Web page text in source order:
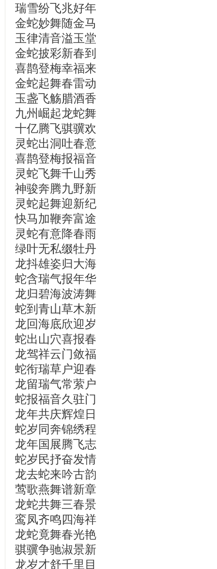
瑞雪纷飞兆好年
金蛇妙舞随金马
玉律清音溢玉堂
金蛇披彩新春到
喜鹊登梅幸福来
金蛇起舞春雷动
玉盏飞觞腊酒香
九州崛起龙蛇舞
十亿腾飞骐骥欢
灵蛇出洞吐春意
喜鹊登梅报福音
灵蛇飞舞千山秀
神骏奔腾九野新
灵蛇起舞迎新纪
快马加鞭奔富途
灵蛇有意降春雨
绿叶无私缀牡丹
龙抖雄姿归大海
蛇含瑞气报年华
龙归碧海波涛舞
蛇到青山草木新
龙回海底欣迎岁
蛇出山穴喜报春
龙驾祥云门敛福
蛇衔瑞草户迎春
龙留瑞气常萦户
蛇报福音久驻门
龙年共庆辉煌日
蛇岁同奔锦绣程
龙年国展腾飞志
蛇岁民抒奋发情
龙去蛇来吟古韵
莺歌燕舞谱新章
龙蛇共舞三春景
鸾凤齐鸣四海祥
龙蛇竟舞春光艳
骐骥争驰淑景新
龙岁才舒千里目